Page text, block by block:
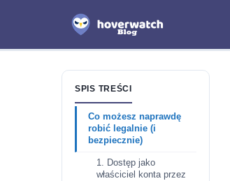
SPIS TREŚCI
Co możesz naprawdę
robić legalnie (i
bezpiecznie)
1. Dostęp jako
właściciel konta przez